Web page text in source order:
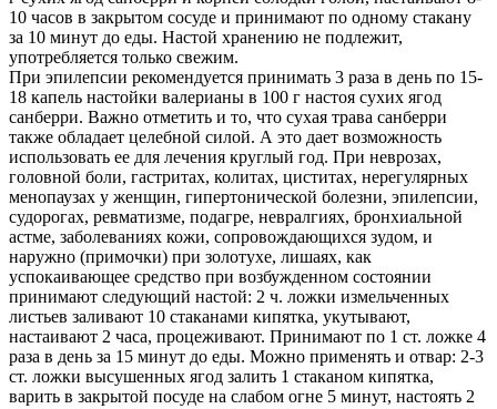
10 часов в закрытом сосуде и принимают по одному стакану
за 10 минут до еды. Настой хранению не подлежит,
употребляется только свежим.
При эпилепсии рекомендуется принимать 3 раза в день по 15-
18 капель настойки валерианы в 100 г настоя сухих ягод
санберри. Важно отметить и то, что сухая трава санберри
также обладает целебной силой. А это дает возможность
использовать ее для лечения круглый год. При неврозах,
головной боли, гастритах, колитах, циститах, нерегулярных
менопаузах у женщин, гипертонической болезни, эпилепсии,
судорогах, ревматизме, подагре, невралгиях, бронхиальной
астме, заболеваниях кожи, сопровождающихся зудом, и
наружно (примочки) при золотухе, лишаях, как
успокаивающее средство при возбужденном состоянии
принимают следующий настой: 2 ч. ложки измельченных
листьев заливают 10 стаканами кипятка, укутывают,
настаивают 2 часа, процеживают. Принимают по 1 ст. ложке 4
раза в день за 15 минут до еды. Можно применять и отвар: 2-3
ст. ложки высушенных ягод залить 1 стаканом кипятка,
варить в закрытой посуде на слабом огне 5 минут, настоять 2